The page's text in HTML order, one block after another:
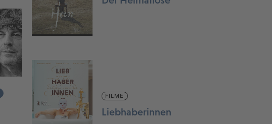
FILME
Liebhaberinnen